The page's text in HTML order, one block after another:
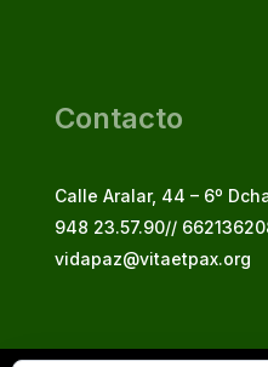
Contacto
Calle Aralar, 44 – 6º
948 23.57.90//
vidapaz@vitaetpax.org